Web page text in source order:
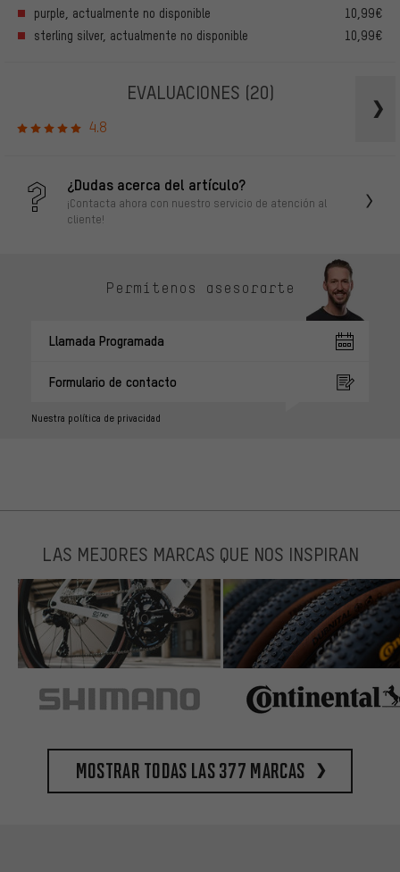
purple, actualmente no disponible
10,99€
sterling silver, actualmente no disponible
10,99€
EVALUACIONES (20)
4.8
¿Dudas acerca del artículo?
¡Contacta ahora con nuestro servicio de atención al
cliente!
Permítenos asesorarte
Llamada Programada
Formulario de contacto
Nuestra política de privacidad
LAS MEJORES MARCAS QUE NOS INSPIRAN
Mostrar todas las 377 marcas